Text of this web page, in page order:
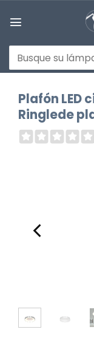
Buscar
por:
Plafón LED
Ringlede